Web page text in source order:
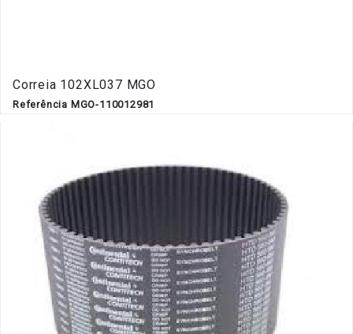
Correia 102XL037 MGO
Referência MGO-110012981